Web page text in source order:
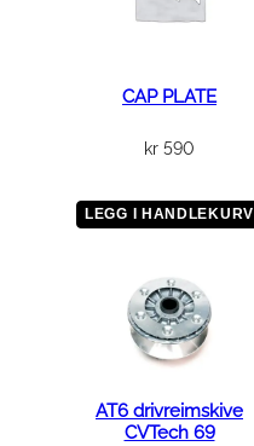
CAP PLATE
kr 590
LEGG I HANDLEKURV
AT6 drivreimskive
CVTech 69